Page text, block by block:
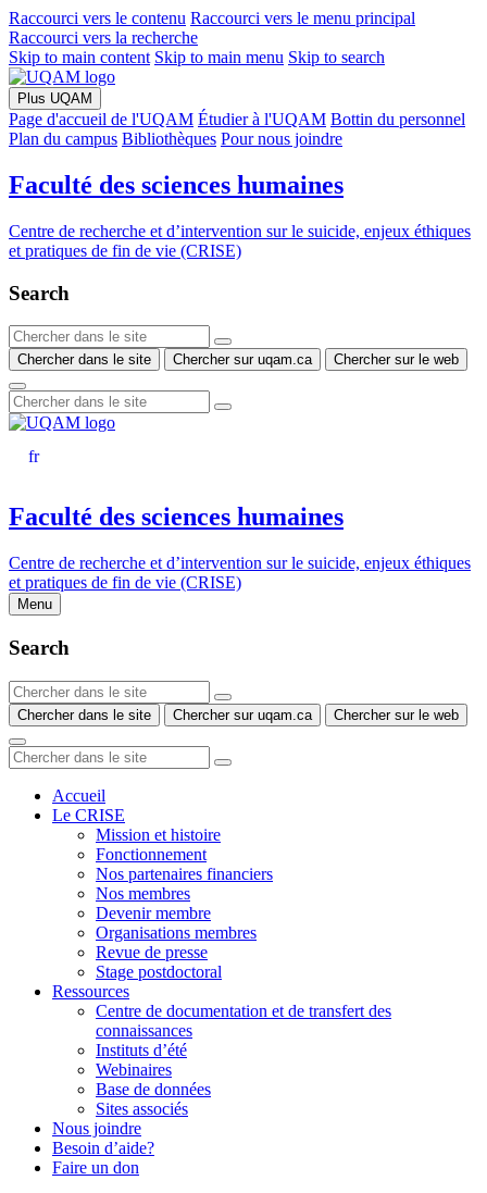
Raccourci vers le contenu Raccourci vers le menu principal
Raccourci vers la recherche
Skip to main content Skip to main menu Skip to search
Plus UQAM
Page d'accueil de l'UQAM Étudier à l'UQAM Bottin du personnel
Plan du campus Bibliothèques Pour nous joindre
Faculté des sciences humaines
Centre de recherche et d’intervention sur le suicide, enjeux éthiques
et pratiques de fin de vie (CRISE)
Search
Chercher dans le site Chercher sur uqam.ca Chercher sur le web
fr
Faculté des sciences humaines
Centre de recherche et d’intervention sur le suicide, enjeux éthiques
et pratiques de fin de vie (CRISE)
Menu
Search
Chercher dans le site Chercher sur uqam.ca Chercher sur le web
Accueil
Le CRISE
Mission et histoire
Fonctionnement
Nos partenaires financiers
Nos membres
Devenir membre
Organisations membres
Revue de presse
Stage postdoctoral
Ressources
Centre de documentation et de transfert des
connaissances
Instituts d’été
Webinaires
Base de données
Sites associés
Nous joindre
Besoin d’aide?
Faire un don